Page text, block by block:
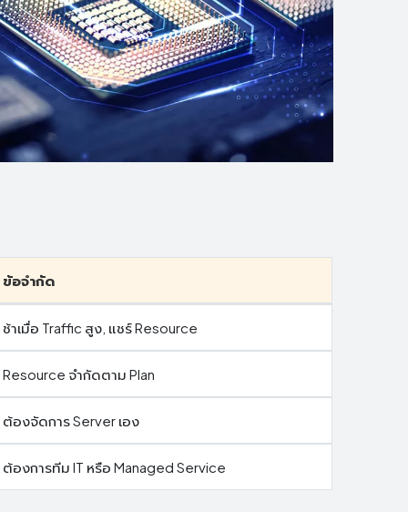
ข้อจำกัด
ช้าเมื่อ Traffic สูง, แชร์ Resource
Resource จำกัดตาม Plan
ต้องจัดการ Server เอง
ต้องการทีม IT หรือ Managed Service